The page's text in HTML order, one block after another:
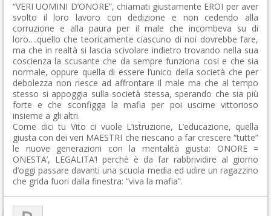
“VERI UOMINI D’ONORE”, chiamati giustamente EROI per aver
svolto il loro lavoro con dedizione e non cedendo alla
corruzione e alla paura per il male che incombeva su di
loro….quello che teoricamente ciascuno di noi dovrebbe fare,
ma che in realtà si lascia scivolare indietro trovando nella sua
coscienza la scusante che da sempre funziona cosi e che sia
normale, oppure quella di essere l’unico della società che per
debolezza non riesce ad affrontare il male ma che al tempo
stesso si appoggia sulla società stessa, sperando che sia più
forte e che sconfigga la mafia per poi uscirne vittorioso
insieme a gli altri.
Come dici tu Vito ci vuole L’istruzione, L’educazione, quella
giusta con dei veri MAESTRI che riescano a far crescere “tutte”
le nuove generazioni con la mentalità giusta: ONORE =
ONESTA’, LEGALITA’! perchè è da far rabbrividire al giorno
d’oggi passare davanti una scuola media ed udire un ragazzino
che grida fuori dalla finestra: “viva la mafia”.